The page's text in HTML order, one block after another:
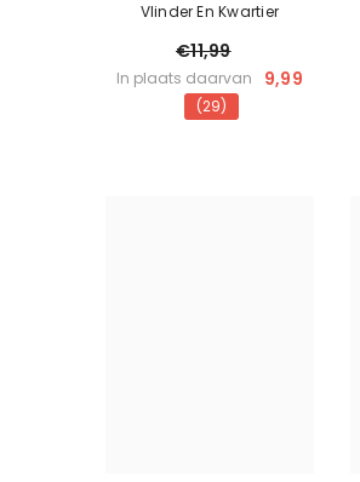
Vlinder En Kwartier
€11,99
In plaats daarvan 9,99
(29)